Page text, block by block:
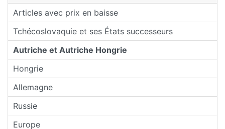
Articles avec prix en baisse
Tchécoslovaquie et ses États successeurs
Autriche et Autriche Hongrie
Hongrie
Allemagne
Russie
Europe